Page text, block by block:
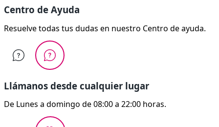
Centro de Ayuda
Resuelve todas tus dudas en nuestro Centro de ayuda.
Llámanos desde cualquier lugar
De Lunes a domingo de 08:00 a 22:00 horas.